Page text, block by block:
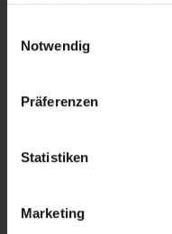
Weitere Informationen
Notwendig
Präferenzen
Statistiken
Marketing
Paneltyp:
Bildwiederholrate:
Maße (LxBxH):